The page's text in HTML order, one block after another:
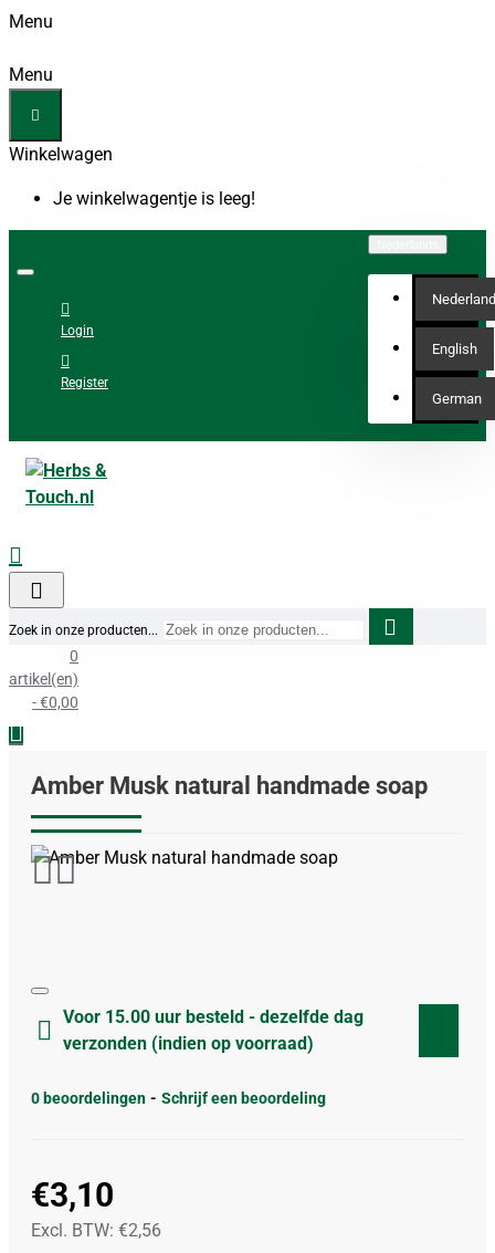
Menu
Menu
Winkelwagen
Je winkelwagentje is leeg!
Login
Register
English
German
Zoek in onze producten...
0
artikel(en)
- €0,00
Amber Musk natural handmade soap
Voor 15.00 uur besteld - dezelfde dag
verzonden (indien op voorraad)
0 beoordelingen - Schrijf een beoordeling
€3,10
Excl. BTW: €2,56